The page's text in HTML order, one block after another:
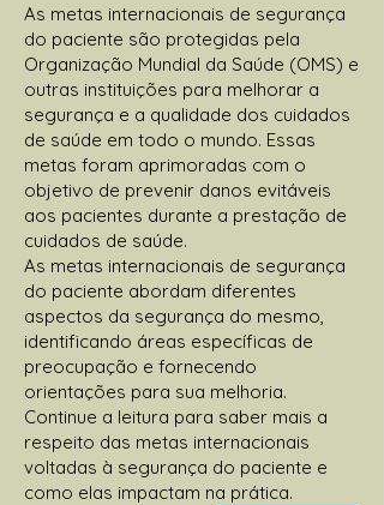
As metas internacionais de segurança
do paciente são protegidas pela
Organização Mundial da Saúde (OMS) e
outras instituições para melhorar a
segurança e a qualidade dos cuidados
de saúde em todo o mundo. Essas
metas foram aprimoradas com o
objetivo de prevenir danos evitáveis ​​
aos pacientes durante a prestação de
cuidados de saúde.
As metas internacionais de segurança
do paciente abordam diferentes
aspectos da segurança do mesmo,
identificando áreas específicas de
preocupação e fornecendo
orientações para sua melhoria.
Continue a leitura para saber mais a
respeito das metas internacionais
voltadas à segurança do paciente e
como elas impactam na prática.